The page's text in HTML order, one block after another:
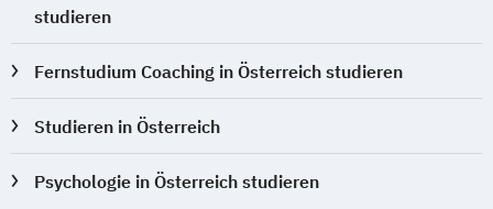
studieren
Fernstudium Coaching in Österreich studieren
Studieren in Österreich
Psychologie in Österreich studieren